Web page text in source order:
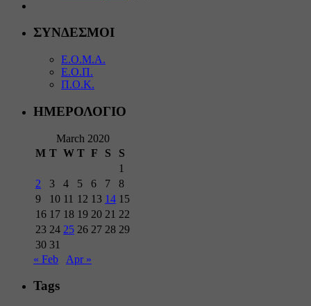
ΣΥΝΔΕΣΜΟΙ
Ε.Ο.Μ.Α.
Ε.Ο.Π.
Π.Ο.Κ.
ΗΜΕΡΟΛΟΓΙΟ
March 2020
M T W T F S
S
1
2
3 4 5 6 7
8
9
10 11 12 13 14 15
16 17 18 19 20 21 22
23 24 25 26 27 28 29
30 31
« Feb
Apr »
Tags